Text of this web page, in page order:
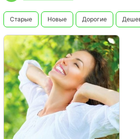
Старые Новые Дорогие